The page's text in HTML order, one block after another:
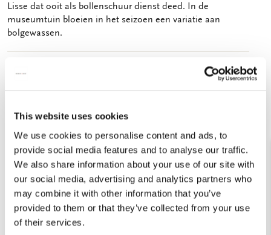
This website uses cookies
We use cookies to personalise content and ads, to
provide social media features and to analyse our traffic.
We also share information about your use of our site with
our social media, advertising and analytics partners who
may combine it with other information that you’ve
provided to them or that they’ve collected from your use
of their services.
Lisse dat ooit als bollenschuur dienst deed. In de
museumtuin bloeien in het seizoen een variatie aan
bolgewassen.
Filters
Toevoegen
verlanglijst